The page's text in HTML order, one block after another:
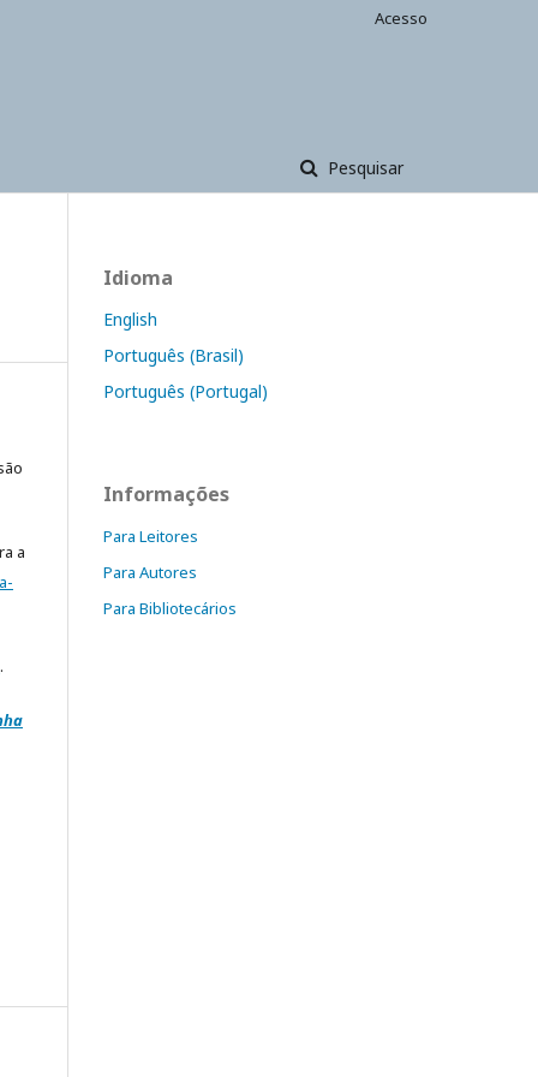
Pesquisar
Acesso
a
.
Idioma
English
Português (Brasil)
Português (Portugal)
Informações
Para Leitores
Para Autores
Para Bibliotecários